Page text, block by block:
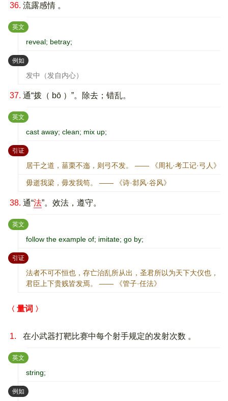
36. 流露感情 。
英文 ：
reveal; betray;
例如 ：
发中（发自内心）
37. 通“拨（ bō ）”。除去；错乱。
英文 ：
cast away; clean; mix up;
引证：
居干之道，菑栗不迤，则弓不发。 —— 《周礼·考工记·弓人》
毋逝我梁，毋发我笱。 —— 《诗·邶风·谷风》
38. 通“法”。效法，遵守。
英文 ：
follow the example of; imitate; go by;
引证：
法者不可不恒也，存亡治乱所从出，圣君所以为天下大仪也，
君臣上下贵贱皆发焉。 —— 《管子·任法》
量词
1. 在小武器打靶比赛中每个射手规定的发射次数 。
英文 ：
string;
例如 ：